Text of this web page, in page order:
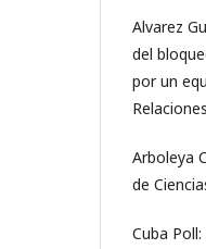
Alvarez
del
por un
Arboleya
de
Cuba